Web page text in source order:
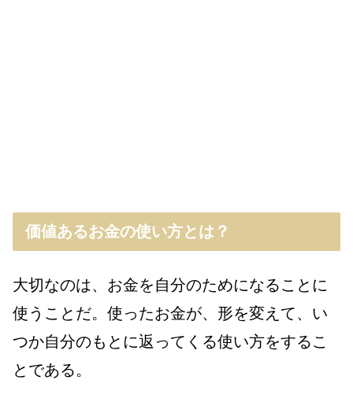
価値あるお金の使い方とは？
大切なのは、お金を自分のためになることに
使うことだ。使ったお金が、形を変えて、い
つか自分のもとに返ってくる使い方をするこ
とである。